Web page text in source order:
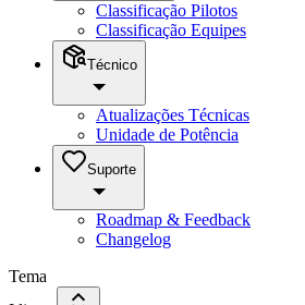
Classificação Pilotos
Classificação Equipes
Técnico
Atualizações Técnicas
Unidade de Potência
Suporte
Roadmap & Feedback
Changelog
Tema